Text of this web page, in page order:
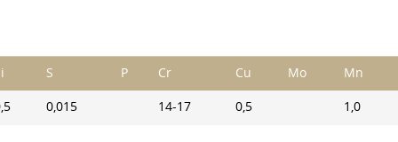
S P Cr Cu Mo Mn
0,015 14-17 0,5 1,0